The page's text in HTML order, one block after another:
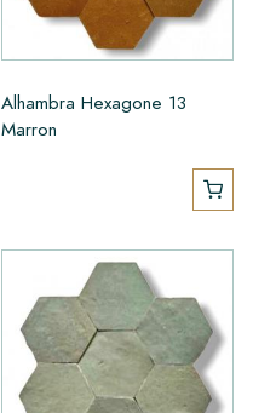
Alhambra Hexagone 13
Marron